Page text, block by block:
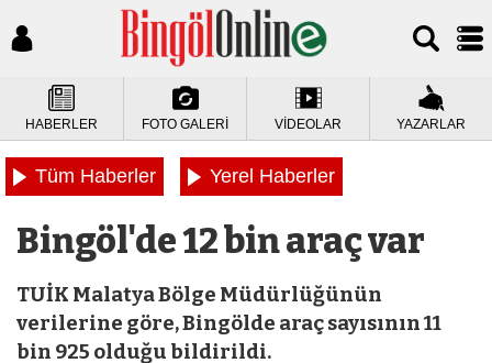
HABERLER FOTO GALERİ VİDEOLAR YAZARLAR
Tüm Haberler Yerel Haberler
Bingöl'de 12 bin araç var
TUİK Malatya Bölge Müdürlüğünün
verilerine göre, Bingölde araç sayısının 11
bin 925 olduğu bildirildi.